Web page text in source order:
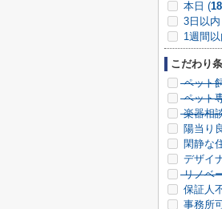
本日 (18
3日以
1週間
こだわり
ペット
ペット
楽器相
陽当り
閑静な
デザイ
リノベ
保証人
事務所